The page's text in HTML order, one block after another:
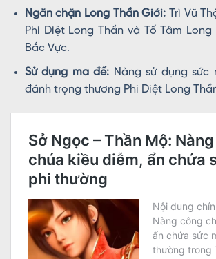
Ngăn chặn Long Thần Giới: Trì Vũ
Phi Diệt Long Thần và Tố Tâm
Bắc Vực.
Sử dụng ma đế: Nàng sử dụng sức
đánh trọng thương Phi Diệt Long